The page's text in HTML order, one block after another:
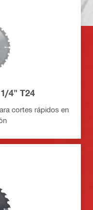
4" T24
cortes rápidos en